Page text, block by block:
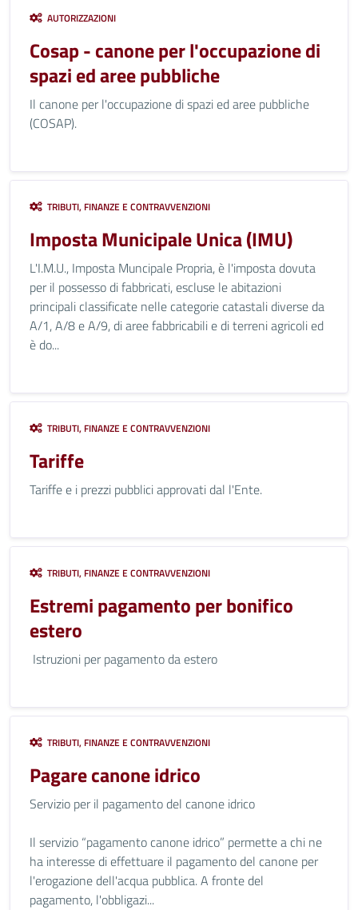
AUTORIZZAZIONI
Cosap - canone per l'occupazione di
spazi ed aree pubbliche
Il canone per l'occupazione di spazi ed aree pubbliche
(COSAP).
TRIBUTI, FINANZE E CONTRAVVENZIONI
Imposta Municipale Unica (IMU)
L'I.M.U., Imposta Muncipale Propria, è l'imposta dovuta
per il possesso di fabbricati, escluse le abitazioni
principali classificate nelle categorie catastali diverse da
A/1, A/8 e A/9, di aree fabbricabili e di terreni agricoli ed
è do...
TRIBUTI, FINANZE E CONTRAVVENZIONI
Tariffe
Tariffe e i prezzi pubblici approvati dal l'Ente.
TRIBUTI, FINANZE E CONTRAVVENZIONI
Estremi pagamento per bonifico
estero
Istruzioni per pagamento da estero
TRIBUTI, FINANZE E CONTRAVVENZIONI
Pagare canone idrico
Servizio per il pagamento del canone idrico
Il servizio “pagamento canone idrico” permette a chi ne
ha interesse di effettuare il pagamento del canone per
l'erogazione dell'acqua pubblica. A fronte del
pagamento, l'obbligazi...